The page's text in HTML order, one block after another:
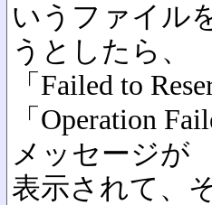
いうファイル
うとしたら、
「Failed to
「Operation
メッセージが
表示されて、